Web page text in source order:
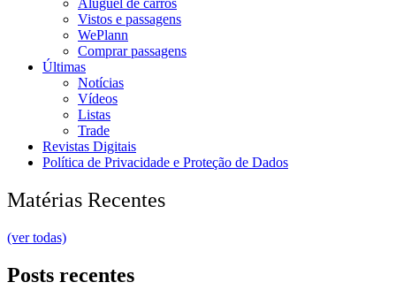
Aluguel de carros
Vistos e passagens
WePlann
Comprar passagens
Últimas
Notícias
Vídeos
Listas
Trade
Revistas Digitais
Política de Privacidade e Proteção de Dados
Matérias Recentes
(ver todas)
Posts recentes